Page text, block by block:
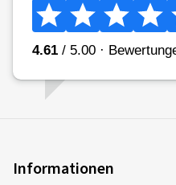
Informationen